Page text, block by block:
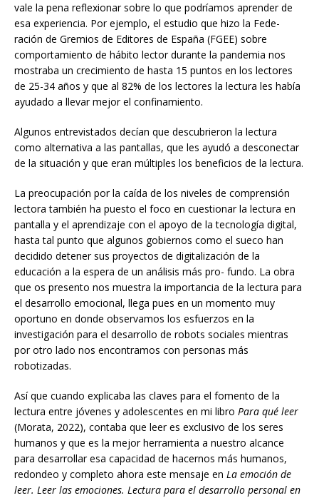
vale la pena reflexionar sobre lo que podríamos aprender de
esa experiencia. Por ejemplo, el estudio que hizo la Fede-
ración de Gremios de Editores de España (FGEE) sobre
comportamiento de hábito lector durante la pandemia nos
mostraba un crecimiento de hasta 15 puntos en los lectores
de 25-34 años y que al 82% de los lectores la lectura les había
ayudado a llevar mejor el confinamiento.
Algunos entrevistados decían que descubrieron la lectura
como alternativa a las pantallas, que les ayudó a desconectar
de la situación y que eran múltiples los beneficios de la lectura.
La preocupación por la caída de los niveles de comprensión
lectora también ha puesto el foco en cuestionar la lectura en
pantalla y el aprendizaje con el apoyo de la tecnología digital,
hasta tal punto que algunos gobiernos como el sueco han
decidido detener sus proyectos de digitalización de la
educación a la espera de un análisis más pro- fundo. La obra
que os presento nos muestra la importancia de la lectura para
el desarrollo emocional, llega pues en un momento muy
oportuno en donde observamos los esfuerzos en la
investigación para el desarrollo de robots sociales mientras
por otro lado nos encontramos con personas más
robotizadas.
Así que cuando explicaba las claves para el fomento de la
lectura entre jóvenes y adolescentes en mi libro Para qué leer
(Morata, 2022), contaba que leer es exclusivo de los seres
humanos y que es la mejor herramienta a nuestro alcance
para desarrollar esa capacidad de hacernos más humanos,
redondeo y completo ahora este mensaje en La emoción de
leer. Leer las emociones. Lectura para el desarrollo personal en